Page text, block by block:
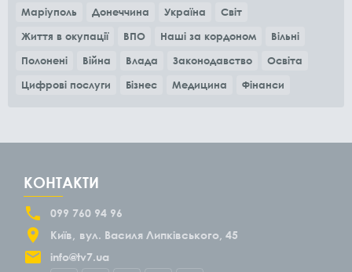
Маріуполь Донеччина Україна
Світ
Життя в окупації
ВПО Наші за кордоном
Вільні
Полонені
Війна Влада Законодавство
Освіта
Цифрові послуги
Бізнес Медицина Фінанси
КОНТАКТИ
099 760 94 96
Київ
вул. Василя Липківського, 45
info@tv7.ua